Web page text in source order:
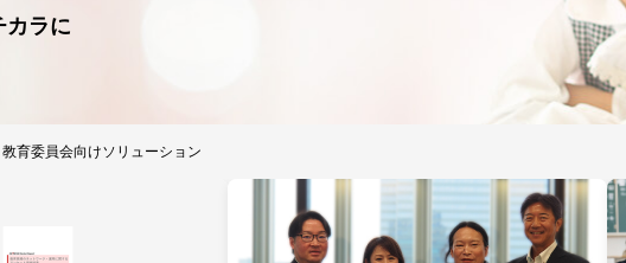
システム構成アシスト
BCP対策
カラに
育委員会向けソリューション